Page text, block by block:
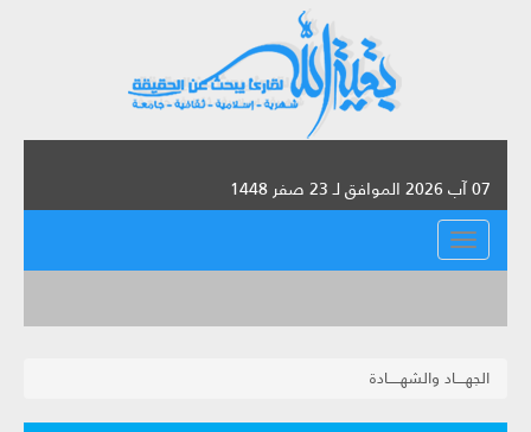
07 آب 2026 الموافق لـ 23 صفر 1448
القائمة
الجهــــاد والشهـــــادة